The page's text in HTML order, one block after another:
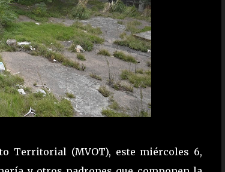
Territorial (MVOT), este miércoles 6,